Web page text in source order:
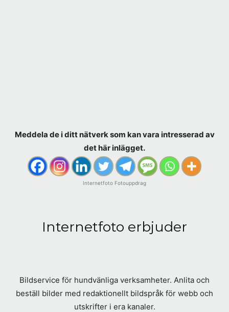
Meddela de i ditt nätverk som kan vara intresserad av
det här inlägget.
Internetfoto Fotouppdrag
Internetfoto erbjuder
Bildservice för hundvänliga verksamheter. Anlita och
beställ bilder med redaktionellt bildspråk för webb och
utskrifter i era kanaler.